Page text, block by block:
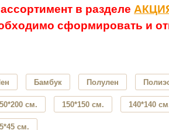
в разделе
сформировать и
Бамбук Полулен
см. 150*150 см. 140*140
см.